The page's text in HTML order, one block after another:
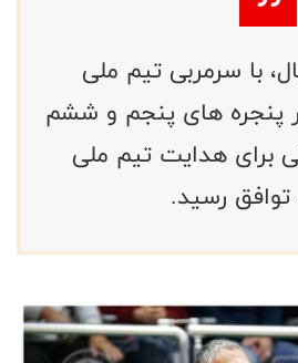
با سرمربی تیم ملی
پنجره های پنجم و ششم
برای هدایت تیم ملی
توافق رسید.